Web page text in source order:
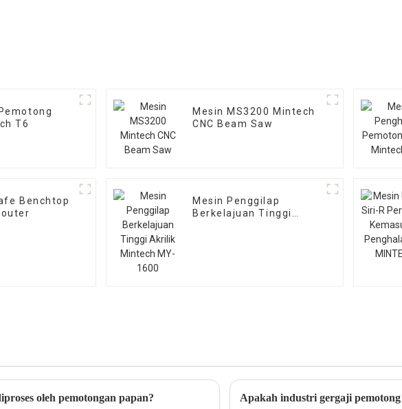
T6
Mesin MS3200 Mintech
CNC Beam Saw
Benchtop
Mesin Penggilap
Berkelajuan Tinggi
oleh pemotongan papan? Apakah industri gergaji